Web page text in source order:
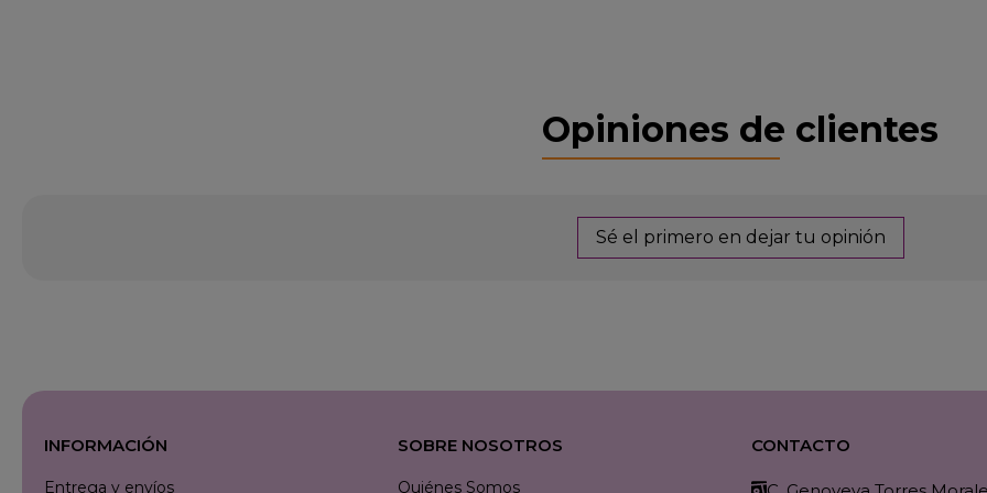
Opiniones de clientes
Sé el primero en dejar tu opinión
INFORMACIÓN
Entrega y envíos
SOBRE NOSOTROS
Quiénes Somos
CONTACTO